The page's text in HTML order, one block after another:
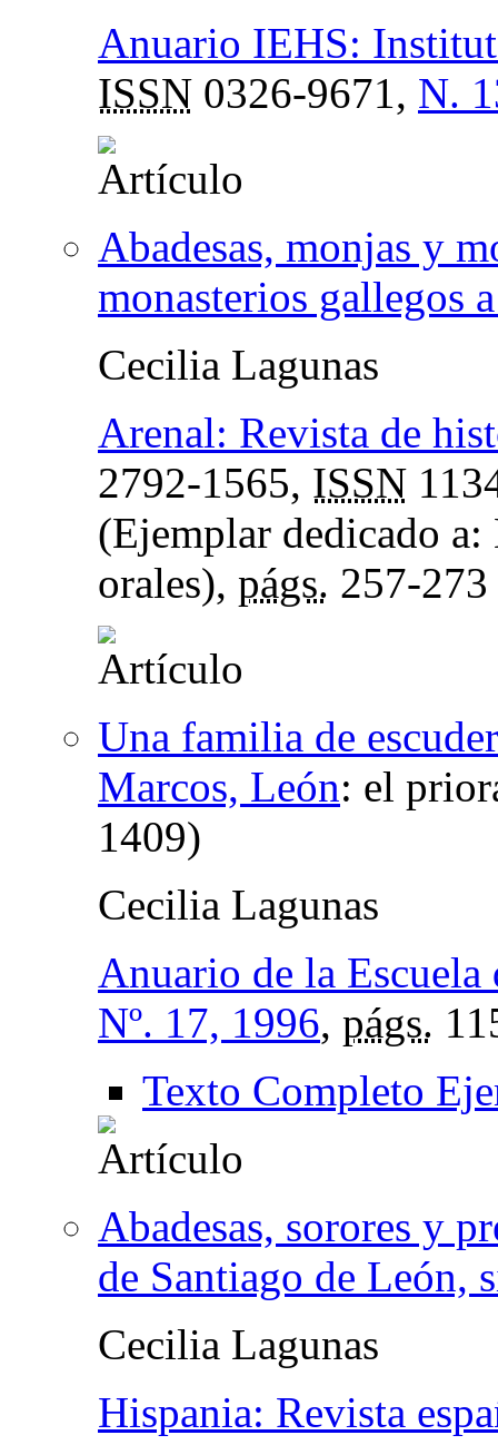
Anuario IEHS:
ISSN 0326-9671, N.
Abadesas, monjas y
monasterios gallegos
Cecilia Lagunas
Arenal: Revista de
2792-1565, ISSN
(Ejemplar dedicado
orales), págs. 257-273
Una familia de
Marcos, León: el
1409)
Cecilia Lagunas
Anuario de la Escuela
Nº. 17, 1996, págs.
Texto Completo
Abadesas, sorores y
de Santiago de León,
Cecilia Lagunas
Hispania: Revista